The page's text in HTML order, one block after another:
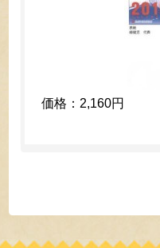
価格：2,160円